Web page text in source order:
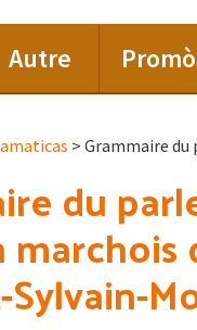
Autre
> Grammaire
du